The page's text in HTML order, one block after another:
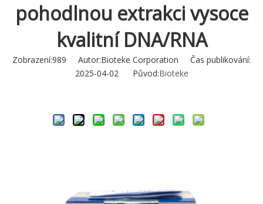
pohodlnou extrakci vysoce
kvalitní DNA/RNA
Zobrazení:989 Autor:Bioteke Corporation Čas publikování:
2025-04-02 Původ:Bioteke